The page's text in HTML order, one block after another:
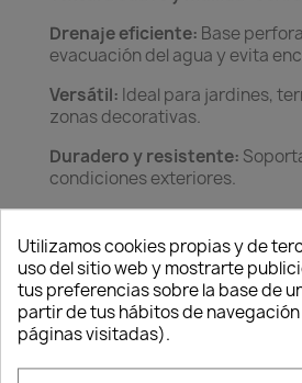
Drenaje eficiente: Base
evacuación del agua y evita
Versátil: Ideal para jardines,
zonas decorativas.
Duradero y resistente:
condiciones exteriores.
corte.
Características
Puntadas:26 puntadas cada
Aspecto natural:
apariencia del césped natural
Utilizamos cookies propias y de
uso del sitio web y mostrarte
tus preferencias sobre la base de
partir de tus hábitos de
páginas visitadas).